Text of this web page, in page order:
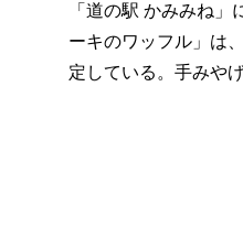
「道の駅 かみみね
ーキのワッフル」は
定している。手みや